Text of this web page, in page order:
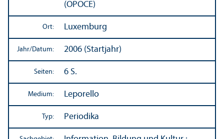
(OPOCE)
Ort: Luxemburg
Jahr/Datum: 2006 (Startjahr)
Seiten: 6 S.
Medium: Leporello
Typ: Periodika